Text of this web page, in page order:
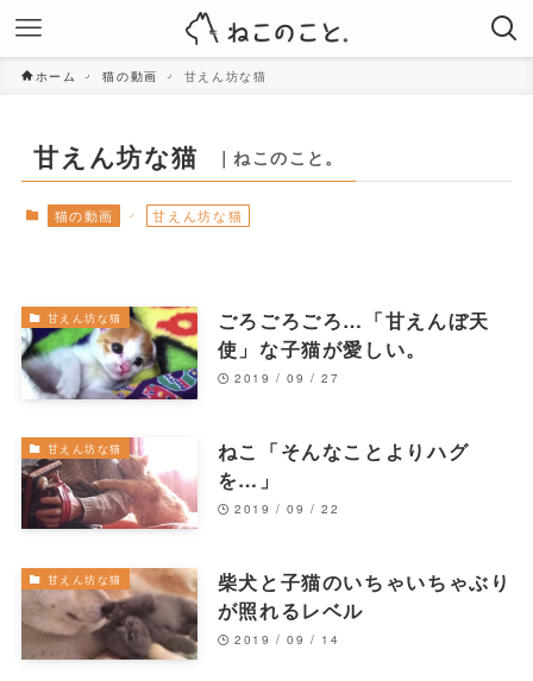
ホーム 猫の動画 甘えん坊な猫
甘えん坊な猫 ｜ねこのこと。
猫の動画 甘えん坊な猫
甘えん坊な猫
ごろごろごろ…「甘えんぼ天
使」な子猫が愛しい。
2019 / 09 / 27
甘えん坊な猫
ねこ「そんなことよりハグ
を…」
2019 / 09 / 22
甘えん坊な猫
柴犬と子猫のいちゃいちゃぶり
が照れるレベル
2019 / 09 / 14